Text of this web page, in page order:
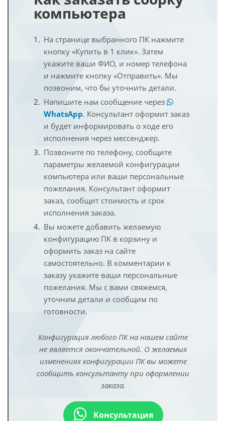
компьютера
На странице выбранного ПК нажмите
кнопку «Купить в 1 клик». Затем
укажите ваши ФИО, и номер телефона
и нажмите кнопку «Отправить». Мы
позвоним, что бы уточнить детали.
Напишите нам сообщение через
WhatsApp. Консультант оформит заказ
и будет информировать о ходе его
исполнения через мессенджер.
Позвоните по телефону, сообщите
параметры желаемой конфигурации
компьютера или ваши персональные
пожелания. Консультант оформит
заказ, сообщит стоимость и срок
исполнения заказа.
Вы можете добавить желаемую
конфигурацию ПК в корзину и
оформить заказ на сайте
самостоятельно. В комментарии к
заказу укажите ваши персональные
пожелания. Мы с вами свяжемся,
уточним детали и сообщим по
готовности.
Конфигурация любого ПК на нашем сайте
не является окончательной. О желаемых
изменениях конфигурации ПК вы можете
сообщить консультанту при оформлении
заказа.
Консультация